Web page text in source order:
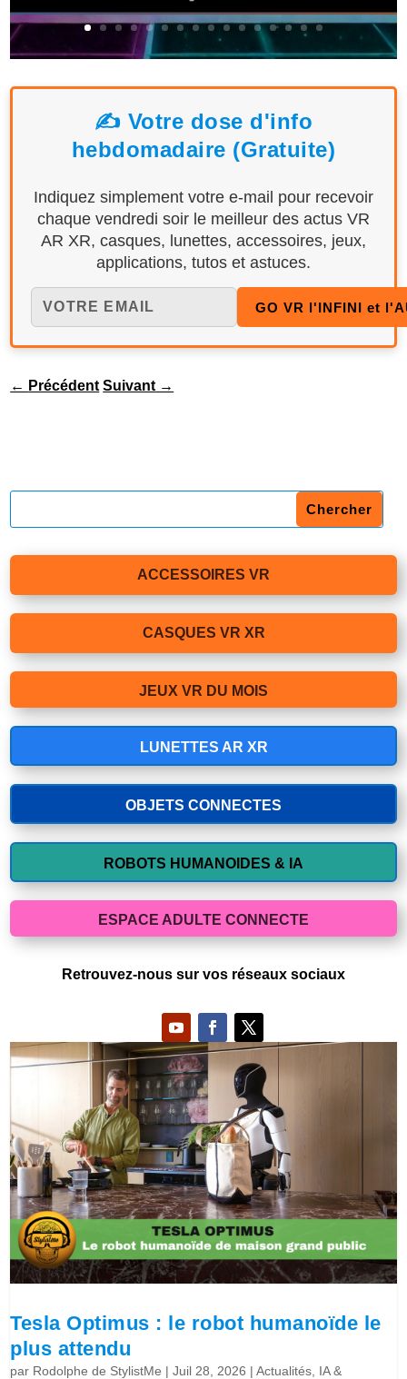
✍️ Votre dose d'info
hebdomadaire (Gratuite)
Indiquez simplement votre e-mail pour recevoir
chaque vendredi soir le meilleur des actus VR
AR XR, casques, lunettes, accessoires, jeux,
applications, tutos et astuces.
← Précédent Suivant →
ACCESSOIRES VR
CASQUES VR XR
JEUX VR DU MOIS
LUNETTES AR XR
OBJETS CONNECTES
ROBOTS HUMANOIDES & IA
ESPACE ADULTE CONNECTE
Retrouvez-nous sur vos réseaux sociaux
Tesla Optimus : le robot humanoïde le
plus attendu
par Rodolphe de StylistMe |Juil 28, 2026 |Actualités IA &